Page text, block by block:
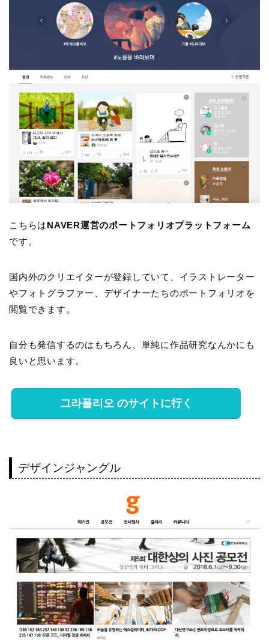
こちらはNAVER運営のポートフォリオプラットフォーム
です。
国内外のクリエイターが登録していて、イラストレーター
やフォトグラファー、デザイナーたちのポートフォリオを
閲覧できます。
自分も発信するのはもちろん、単純に作品研究なんかにも
良いと思います。
그라폴리오 のサイトに行く
デザインジャングル